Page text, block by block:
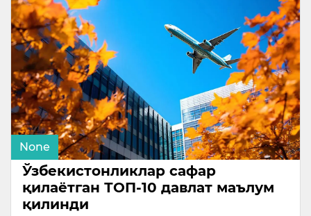
None
Ўзбекистонликлар сафар
қилаётган ТОП-10 давлат маълум
қилинди